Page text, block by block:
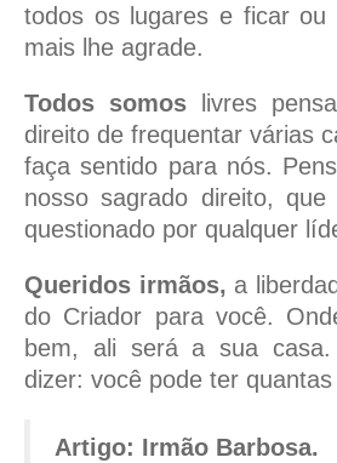
todos os lugares e ficar ou
mais lhe agrade.
Todos somos livres
direito de frequentar várias
faça sentido para nós.
nosso sagrado direito,
questionado por qualquer
Queridos irmãos, a
do Criador para você.
bem, ali será a sua
dizer: você pode ter
Artigo: Irmão Barbosa.